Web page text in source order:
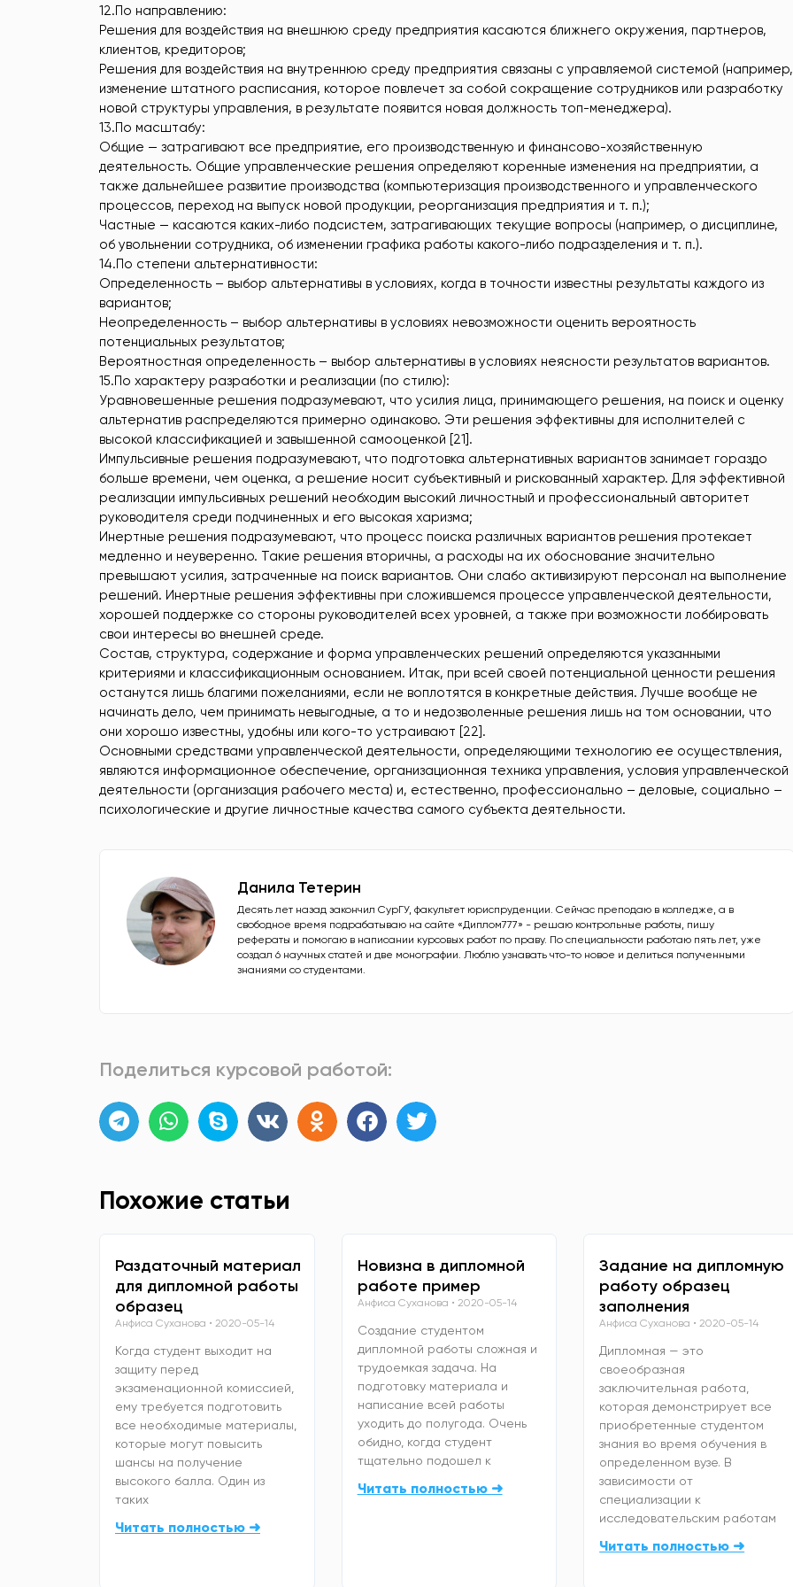
12.По направлению:
Решения для воздействия на внешнюю среду предприятия касаются ближнего окружения, партнеров,
клиентов, кредиторов;
Решения для воздействия на внутреннюю среду предприятия связаны с управляемой системой (например,
изменение штатного расписания, которое повлечет за собой сокращение сотрудников или разработку
новой структуры управления, в результате появится новая должность топ-менеджера).
13.По масштабу:
Общие — затрагивают все предприятие, его производственную и финансово-хозяйственную
деятельность. Общие управленческие решения определяют коренные изменения на предприятии, а
также дальнейшее развитие производства (компьютеризация производственного и управленческого
процессов, переход на выпуск новой продукции, реорганизация предприятия и т. п.);
Частные — касаются каких-либо подсистем, затрагивающих текущие вопросы (например, о дисциплине,
об увольнении сотрудника, об изменении графика работы какого-либо подразделения и т. п.).
14.По степени альтернативности:
Определенность – выбор альтернативы в условиях, когда в точности известны результаты каждого из
вариантов;
Неопределенность – выбор альтернативы в условиях невозможности оценить вероятность
потенциальных результатов;
Вероятностная определенность – выбор альтернативы в условиях неясности результатов вариантов.
15.По характеру разработки и реализации (по стилю):
Уравновешенные решения подразумевают, что усилия лица, принимающего решения, на поиск и оценку
альтернатив распределяются примерно одинаково. Эти решения эффективны для исполнителей с
высокой классификацией и завышенной самооценкой [21].
Импульсивные решения подразумевают, что подготовка альтернативных вариантов занимает гораздо
больше времени, чем оценка, а решение носит субъективный и рискованный характер. Для эффективной
реализации импульсивных решений необходим высокий личностный и профессиональный авторитет
руководителя среди подчиненных и его высокая харизма;
Инертные решения подразумевают, что процесс поиска различных вариантов решения протекает
медленно и неуверенно. Такие решения вторичны, а расходы на их обоснование значительно
превышают усилия, затраченные на поиск вариантов. Они слабо активизируют персонал на выполнение
решений. Инертные решения эффективны при сложившемся процессе управленческой деятельности,
хорошей поддержке со стороны руководителей всех уровней, а также при возможности лоббировать
свои интересы во внешней среде.
Состав, структура, содержание и форма управленческих решений определяются указанными
критериями и классификационным основанием. Итак, при всей своей потенциальной ценности решения
останутся лишь благими пожеланиями, если не воплотятся в конкретные действия. Лучше вообще не
начинать дело, чем принимать невыгодные, а то и недозволенные решения лишь на том основании, что
они хорошо известны, удобны или кого-то устраивают [22].
Основными средствами управленческой деятельности, определяющими технологию ее осуществления,
являются информационное обеспечение, организационная техника управления, условия управленческой
деятельности (организация рабочего места) и, естественно, профессионально – деловые, социально –
психологические и другие личностные качества самого субъекта деятельности.
Данила Тетерин
Десять лет назад закончил СурГУ, факультет юриспруденции. Сейчас преподаю в колледже, а в
свободное время подрабатываю на сайте «Диплом777» - решаю контрольные работы, пишу
рефераты и помогаю в написании курсовых работ по праву. По специальности работаю пять лет, уже
создал 6 научных статей и две монографии. Люблю узнавать что-то новое и делиться полученными
знаниями со студентами.
Поделиться курсовой работой:
Похожие статьи
Раздаточный материал
для дипломной работы
образец
Анфиса Суханова 2020-05-14
Когда студент выходит на
защиту перед
экзаменационной комиссией,
ему требуется подготовить
все необходимые материалы,
которые могут повысить
шансы на получение
высокого балла. Один из
таких
Читать полностью ➜
Новизна в дипломной
работе пример
Анфиса Суханова 2020-05-14
Создание студентом
дипломной работы сложная и
трудоемкая задача. На
подготовку материала и
написание всей работы
уходить до полугода. Очень
обидно, когда студент
тщательно подошел к
Читать полностью ➜
Задание на дипломную
работу образец
заполнения
Анфиса Суханова 2020-05-14
Дипломная — это
своеобразная
заключительная работа,
которая демонстрирует все
приобретенные студентом
знания во время обучения в
определенном вузе. В
зависимости от
специализации к
исследовательским работам
Читать полностью ➜